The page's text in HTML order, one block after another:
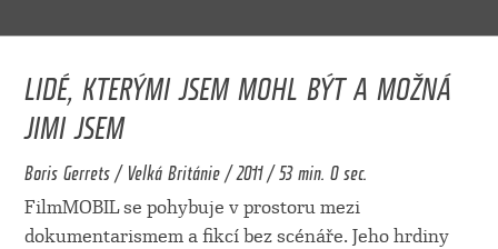
LIDÉ, KTERÝMI JSEM MOHL BÝT A MOŽNÁ
JIMI JSEM
Boris Gerrets / Velká Británie / 2011 / 53 min. 0 sec.
FilmMOBIL se pohybuje v prostoru mezi
dokumentarismem a fikcí bez scénáře. Jeho hrdiny